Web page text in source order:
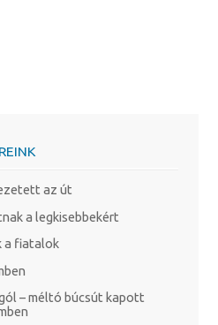
az út
a legkisebbekért
a fiatalok
– méltó búcsút kapott